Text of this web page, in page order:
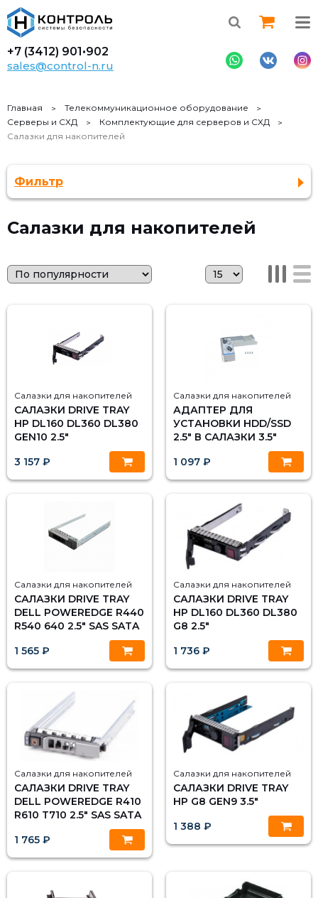
+7 (3412) 901•902
sales@control-n.ru
Главная
Телекоммуникационное оборудование
Серверы и СХД
Комплектующие для серверов и СХД
Салазки для накопителей
Салазки для накопителей
Салазки для накопителей
САЛАЗКИ DRIVE TRAY
HP DL160 DL360 DL380
GEN10 2.5"
3 157 ₽
Салазки для накопителей
АДАПТЕР ДЛЯ
УСТАНОВКИ HDD/SSD
2.5" В САЛАЗКИ 3.5"
1 097 ₽
Салазки для накопителей
САЛАЗКИ DRIVE TRAY
DELL POWEREDGE R440
R540 640 2.5" SAS SATA
1 565 ₽
Салазки для накопителей
САЛАЗКИ DRIVE TRAY
HP DL160 DL360 DL380
G8 2.5"
1 736 ₽
Салазки для накопителей
САЛАЗКИ DRIVE TRAY
DELL POWEREDGE R410
R610 T710 2.5" SAS SATA
1 765 ₽
Салазки для накопителей
САЛАЗКИ DRIVE TRAY
HP G8 GEN9 3.5"
1 388 ₽
Фильтр